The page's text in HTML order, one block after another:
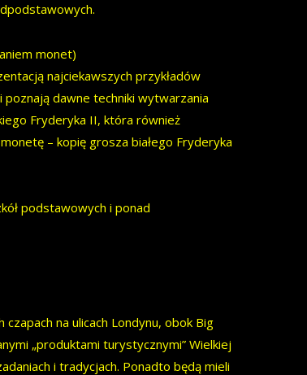
monet)
najciekawszych przykładów
dawne techniki wytwarzania
Fryderyka II, która również
– kopię grosza białego Fryderyka
podstawowych i ponad
na ulicach Londynu, obok Big
„produktami turystycznymi” Wielkiej
i tradycjach. Ponadto będą mieli